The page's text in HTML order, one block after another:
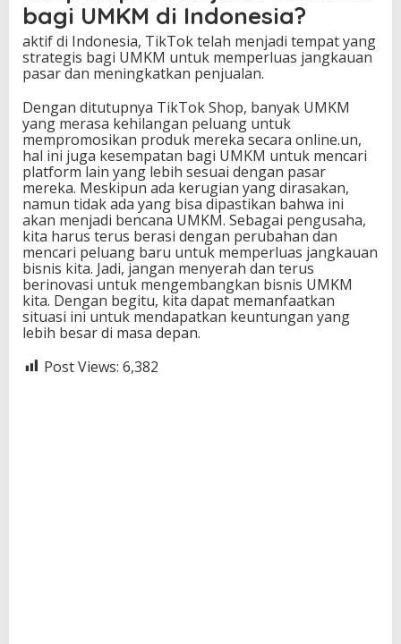
bagi UMKM di Indonesia?
aktif di Indonesia, TikTok telah menjadi tempat yang
strategis bagi UMKM untuk memperluas jangkauan
pasar dan meningkatkan penjualan.
Dengan ditutupnya TikTok Shop, banyak UMKM
yang merasa kehilangan peluang untuk
mempromosikan produk mereka secara online.un,
hal ini juga kesempatan bagi UMKM untuk mencari
platform lain yang lebih sesuai dengan pasar
mereka. Meskipun ada kerugian yang dirasakan,
namun tidak ada yang bisa dipastikan bahwa ini
akan menjadi bencana UMKM. Sebagai pengusaha,
kita harus terus berasi dengan perubahan dan
mencari peluang baru untuk memperluas jangkauan
bisnis kita. Jadi, jangan menyerah dan terus
berinovasi untuk mengembangkan bisnis UMKM
kita. Dengan begitu, kita dapat memanfaatkan
situasi ini untuk mendapatkan keuntungan yang
lebih besar di masa depan.
Post Views: 6,382